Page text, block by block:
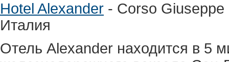
Hotel Alexander - Corso
Италия
Отель Alexander находится в 5